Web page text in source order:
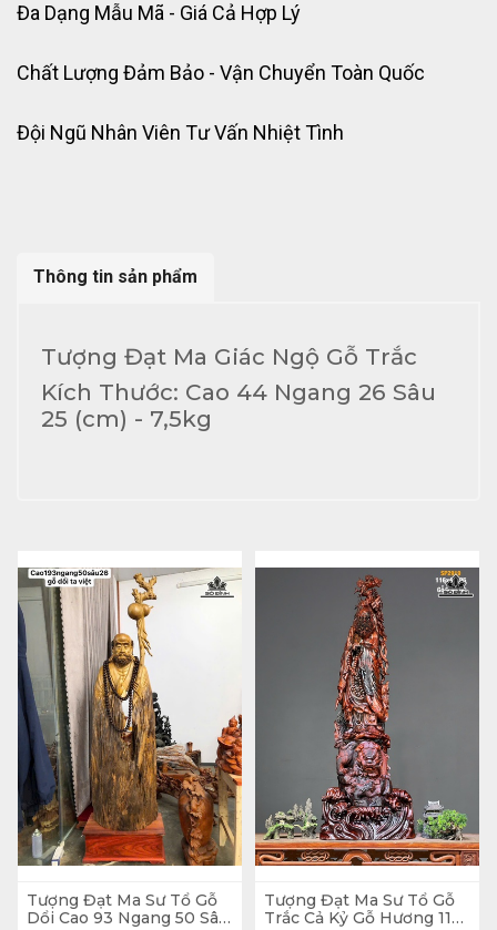
Đa Dạng Mẫu Mã - Giá Cả Hợp Lý
Chất Lượng Đảm Bảo - Vận Chuyển Toàn Quốc
Đội Ngũ Nhân Viên Tư Vấn Nhiệt Tình
Thông tin sản phẩm
Tượng Đạt Ma Giác Ngộ Gỗ Trắc
Kích Thước: Cao 44 Ngang 26 Sâu
25 (cm) - 7,5kg
Tượng Đạt Ma Sư Tổ Gỗ
Dổi Cao 93 Ngang 50 Sâu
Tượng Đạt Ma Sư Tổ Gỗ
Trắc Cả Kỷ Gỗ Hương 116